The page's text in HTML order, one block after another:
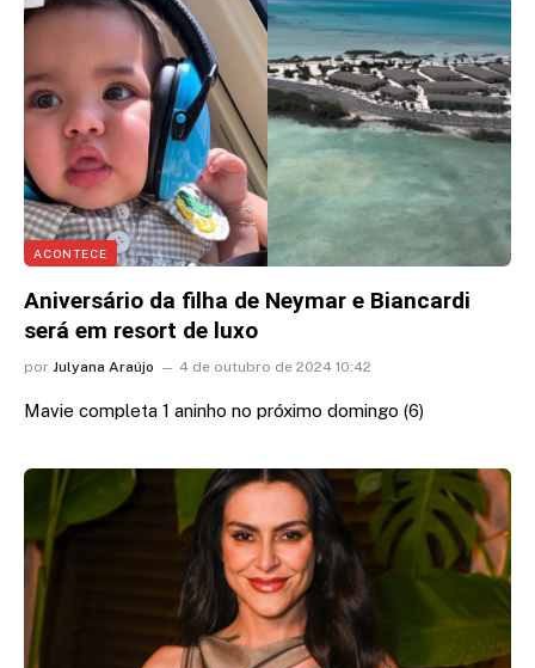
ACONTECE
Aniversário da filha de Neymar e Biancardi
será em resort de luxo
por Julyana Araújo 4 de outubro de 2024 10:42
Mavie completa 1 aninho no próximo domingo (6)